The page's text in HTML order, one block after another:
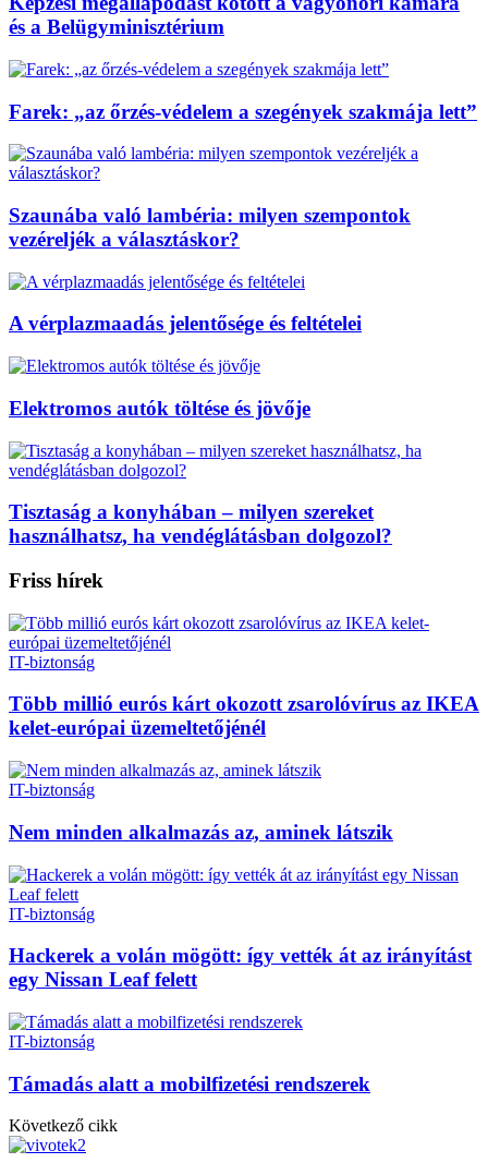
és a Belügyminisztérium
Farek: „az őrzés-védelem a szegények szakmája lett”
Szaunába való lambéria: milyen szempontok
vezéreljék a választáskor?
A vérplazmaadás jelentősége és feltételei
Elektromos autók töltése és jövője
Tisztaság a konyhában – milyen szereket
használhatsz, ha vendéglátásban dolgozol?
Friss hírek
IT-biztonság
Több millió eurós kárt okozott zsarolóvírus az IKEA
kelet-európai üzemeltetőjénél
IT-biztonság
Nem minden alkalmazás az, aminek látszik
IT-biztonság
Hackerek a volán mögött: így vették át az irányítást
egy Nissan Leaf felett
IT-biztonság
Támadás alatt a mobilfizetési rendszerek
Következő cikk